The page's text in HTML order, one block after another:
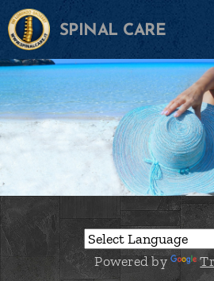
SPINAL CARE
Powered by